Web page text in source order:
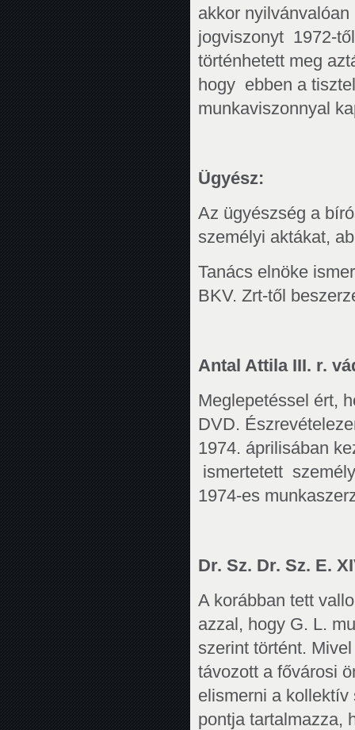
akkor
jogviszonyt 1972-
történhetett meg
hogy ebben a
munkaviszonnyal
Ügyész:
Az ügyészség a
személyi aktákat,
Tanács elnöke
BKV. Zrt-től
Antal Attila III. r.
Meglepetéssel ért,
DVD.
1974. áprilisában
ismertetett
1974-es
Dr. Sz. Dr. Sz. E.
A korábban tett
azzal, hogy G. L.
szerint történt.
távozott a fővárosi
elismerni a
pontja tartalmazza,